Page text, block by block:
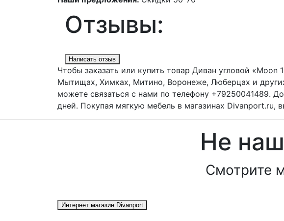
Отзывы:
Написать отзыв
Чтобы заказать или купить товар Диван угловой
Мытищах, Химках, Митино, Воронеже, Люберцах и
можете связаться с нами по телефону +79250041489.
дней. Покупая мягкую мебель в магазинах Divanport.ru,
Не
Смотрите
Интернет магазин Divanport